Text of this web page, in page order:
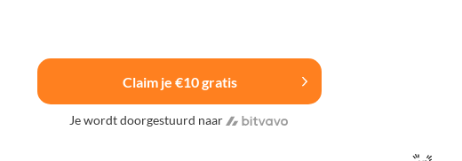
Claim je €10 gratis
Je wordt doorgestuurd naar